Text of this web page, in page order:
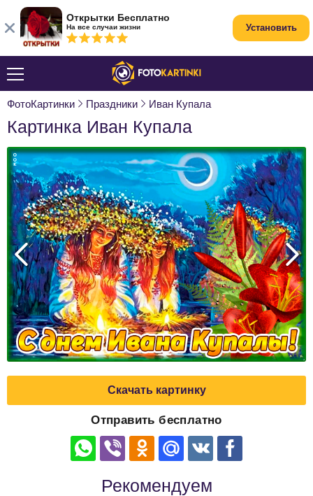
ФотоКартинки Праздники Иван Купала
Картинка Иван Купала
Скачать картинку
Отправить бесплатно
Рекомендуем
Открытки Бесплатно
На все случаи жизни Установить